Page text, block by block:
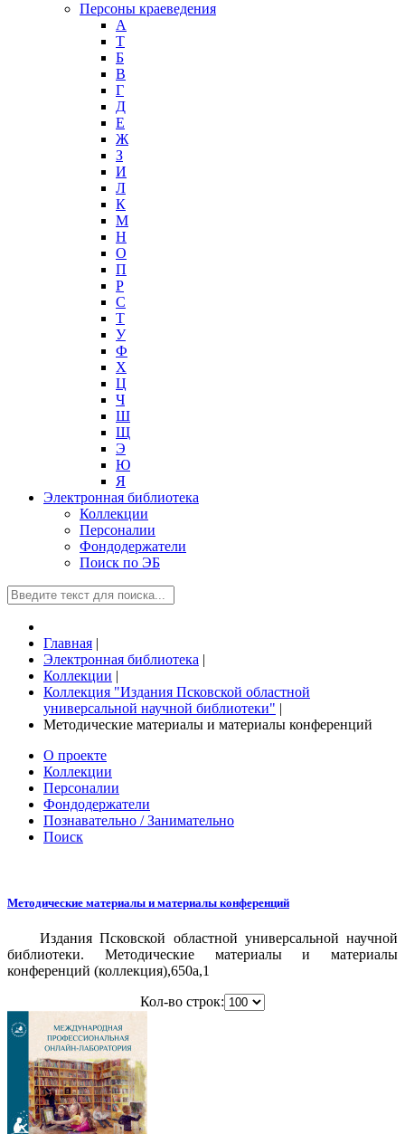
Персоны краеведения
А
T
Б
В
Г
Д
Е
Ж
З
И
Л
К
М
Н
О
П
Р
С
Т
У
Ф
Х
Ц
Ч
Ш
Щ
Э
Ю
Я
Электронная библиотека
Коллекции
Персоналии
Фондодержатели
Поиск по ЭБ
Главная |
Электронная библиотека |
Коллекции |
Коллекция "Издания Псковской областной
универсальной научной библиотеки" |
Методические материалы и материалы конференций
О проекте
Коллекции
Персоналии
Фондодержатели
Познавательно / Занимательно
Поиск
Методические материалы и материалы конференций
Издания Псковской областной универсальной научной
библиотеки. Методические материалы и материалы
конференций (коллекция),650a,1
Кол-во строк: